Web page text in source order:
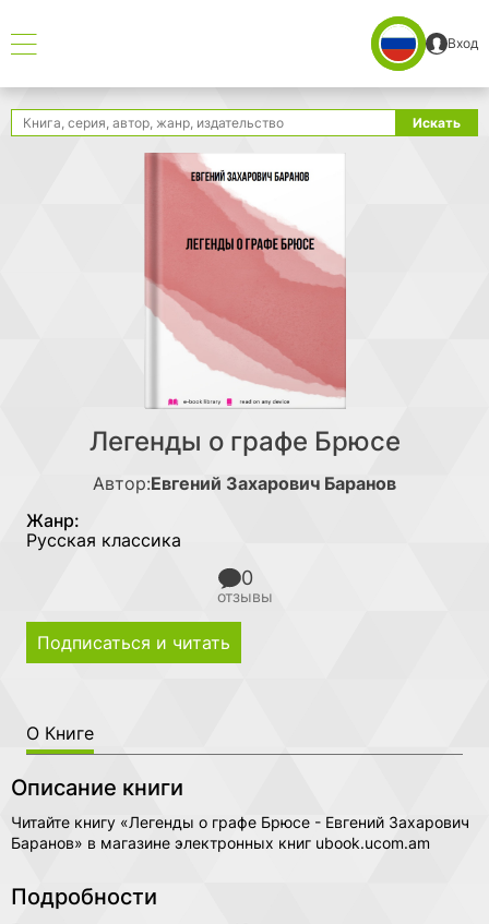
Вход
Поиск Искать
Легенды о графе Брюсе
Автор:Евгений Захарович Баранов
Жанр:
Русская классика
0
отзывы
Подписаться и читать
О Книге
Описание книги
Читайте книгу «Легенды о графе Брюсе - Евгений Захарович
Баранов» в магазине электронных книг ubook.ucom.am
Подробности